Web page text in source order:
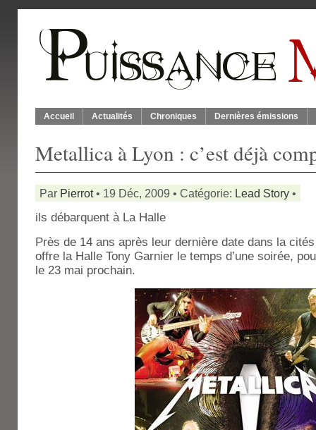
Accueil Actualités Chroniques Dernières émissions
Metallica à Lyon : c’est déjà
Par Pierrot• 19 Déc, 2009 • Catégorie: Lead Story •
ils débarquent à La Halle
Près de 14 ans après leur dernière date dans la
offre la Halle Tony Garnier le temps d’une soirée,
le 23 mai prochain.